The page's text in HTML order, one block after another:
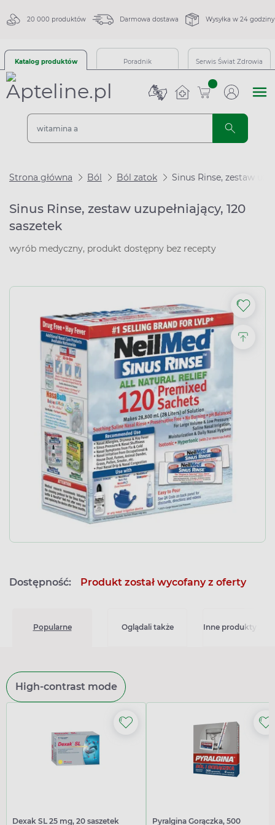
20 000 produktów Darmowa dostawa Wysyłka w 24 godziny
Katalog produktów Poradnik Serwis Świat Zdrowia
sztuk
Strona główna Ból Ból zatok Sinus Rinse, zestaw
Sinus Rinse, zestaw uzupełniający, 120
saszetek
wyrób medyczny, produkt dostępny bez recepty
Dostępność: Produkt został wycofany z oferty
Popularne Oglądali także Inne produkty z
High-contrast mode
Dexak SL 25 mg, 20 saszetek Pyralgina Gorączka, 500